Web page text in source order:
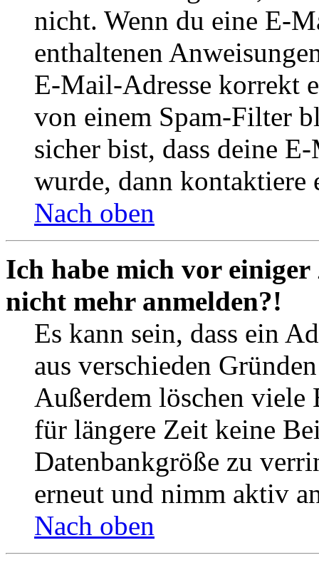
nicht. Wenn du eine E-
enthaltenen
E-Mail-Adresse korrekt
von einem Spam-Filter
sicher bist, dass deine
wurde, dann kontaktiere
Nach oben
Ich habe mich vor
nicht mehr anmelden?!
Es kann sein, dass ein
aus verschieden
Außerdem löschen viele
für längere Zeit keine
Datenbankgröße zu
erneut und nimm aktiv
Nach oben